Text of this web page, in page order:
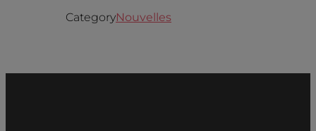
CategoryNouvelles